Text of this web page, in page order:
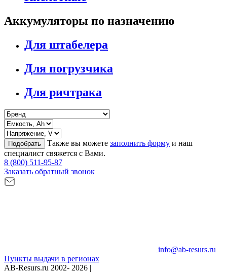
Аккумуляторы по назначению
Для штабелера
Для погрузчика
Для ричтрака
Подобрать Также вы можете заполнить форму и наш
специалист свяжется с Вами.
8 (800) 511-95-87
Заказать обратный звонок
info@ab-resurs.ru
Пункты выдачи в регионах
AB-Resurs.ru 2002- 2026 |